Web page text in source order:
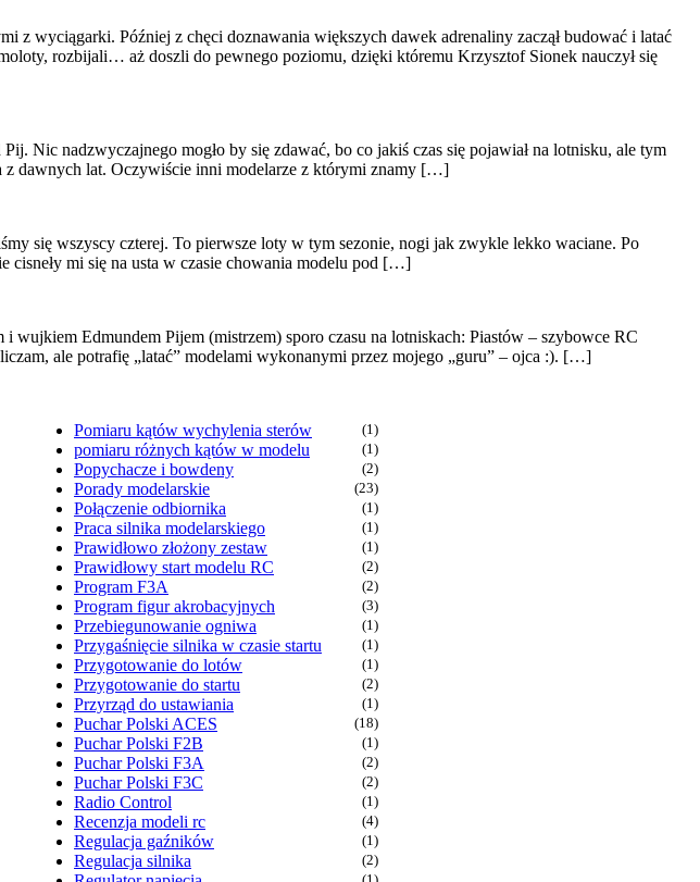
z wyciągarki. Później z chęci doznawania większych dawek adrenaliny zaczął budować i latać
rozbijali… aż doszli do pewnego poziomu, dzięki któremu Krzysztof Sionek nauczył się
Nic nadzwyczajnego mogło by się zdawać, bo co jakiś czas się pojawiał na lotnisku, ale tym
dawnych lat. Oczywiście inni modelarze z którymi znamy […]
się wszyscy czterej. To pierwsze loty w tym sezonie, nogi jak zwykle lekko waciane. Po
cisneły mi się na usta w czasie chowania modelu pod […]
wujkiem Edmundem Pijem (mistrzem) sporo czasu na lotniskach: Piastów – szybowce RC
ale potrafię „latać” modelami wykonanymi przez mojego „guru” – ojca :). […]
Pomiaru kątów wychylenia sterów (1)
pomiaru różnych kątów w modelu (1)
Popychacze i bowdeny (2)
Porady modelarskie (23)
Połączenie odbiornika (1)
Praca silnika modelarskiego (1)
Prawidłowo złożony zestaw (1)
Prawidłowy start modelu RC (2)
Program F3A (2)
Program figur akrobacyjnych (3)
Przebiegunowanie ogniwa (1)
Przygaśnięcie silnika w czasie startu (1)
Przygotowanie do lotów (1)
Przygotowanie do startu (2)
Przyrząd do ustawiania (1)
Puchar Polski ACES (18)
Puchar Polski F2B (1)
Puchar Polski F3A (2)
Puchar Polski F3C (2)
Radio Control (1)
Recenzja modeli rc (4)
Regulacja gaźników (1)
Regulacja silnika (2)